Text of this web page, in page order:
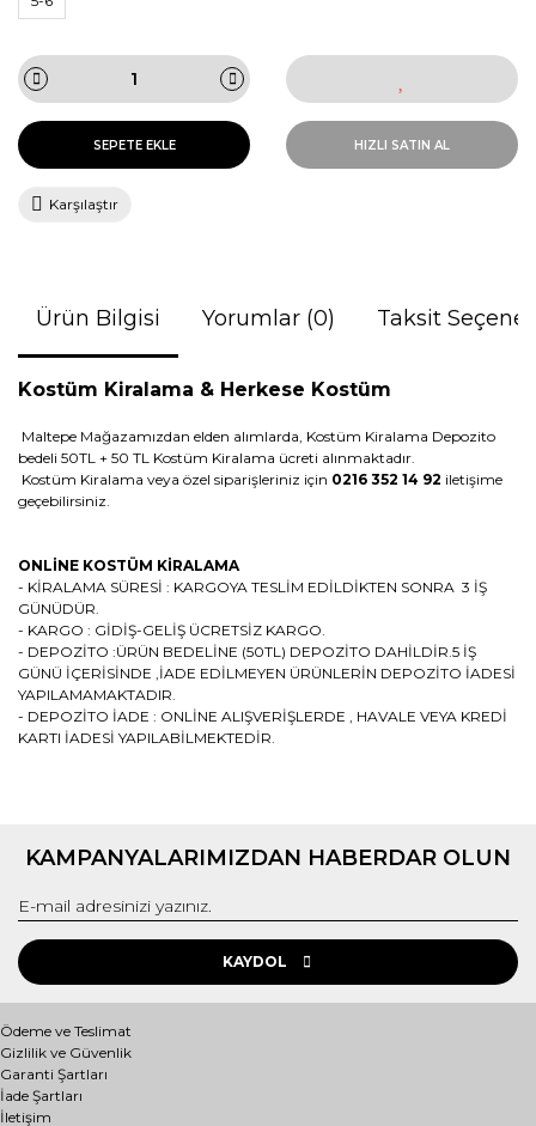
SEPETE EKLE HIZLI SATIN AL
Karşılaştır
Ürün Bilgisi Yorumlar (0) Taksit
Kostüm Kiralama & Herkese Kostüm
Maltepe Mağazamızdan elden alımlarda, Kostüm Kiralama Depozito
bedeli 50TL + 50 TL Kostüm Kiralama ücreti alınmaktadır.
Kostüm Kiralama veya özel siparişleriniz için 0216 352 14 92 iletişime
geçebilirsiniz.
ONLİNE KOSTÜM KİRALAMA
- KİRALAMA SÜRESİ : KARGOYA TESLİM EDİLDİKTEN SONRA 3 İŞ
GÜNÜDÜR.
- KARGO : GİDİŞ-GELİŞ ÜCRETSİZ KARGO.
- DEPOZİTO :ÜRÜN BEDELİNE (50TL) DEPOZİTO DAHİLDİR.5 İŞ
GÜNÜ İÇERİSİNDE ,İADE EDİLMEYEN ÜRÜNLERİN DEPOZİTO İADESİ
YAPILAMAMAKTADIR.
- DEPOZİTO İADE : ONLİNE ALIŞVERİŞLERDE , HAVALE VEYA KREDİ
KARTI İADESİ YAPILABİLMEKTEDİR.
Görüş ve önerileriniz için teşekkür ederiz.
Ürün resmi kalitesiz, bozuk veya görüntülenemiyor.
Ürün açıklamasında eksik bilgiler bulunuyor.
Ürün fiyatı diğer sitelerden daha pahalı.
Bu ürüne benzer farklı alternatifler olmalı.
KAMPANYALARIMIZDAN HABERDAR OLUN
KAYDOL
Ödeme ve Teslimat
Gizlilik ve Güvenlik
Garanti Şartları
İade Şartları
İletişim